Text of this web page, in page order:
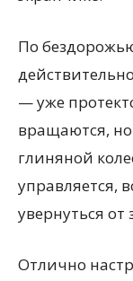
По
— уже
вращаются, но
глиняной
управляется,
увернуться от
Отлично